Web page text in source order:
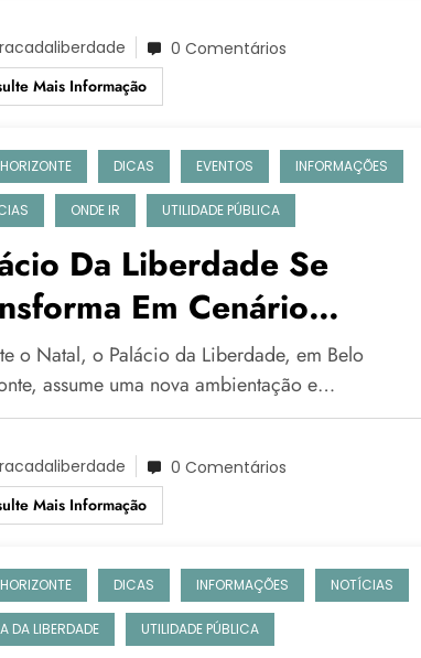
0 Comentários
Mais Informação
DICAS EVENTOS INFORMAÇÕES
ONDE IR UTILIDADE PÚBLICA
Da Liberdade Se
Em Cenário
E Recebe A Casa Do
Noel Em BH
o Natal, o Palácio da Liberdade, em Belo
assume uma nova ambientação e…
0 Comentários
Mais Informação
DICAS INFORMAÇÕES NOTÍCIAS
DA LIBERDADE UTILIDADE PÚBLICA